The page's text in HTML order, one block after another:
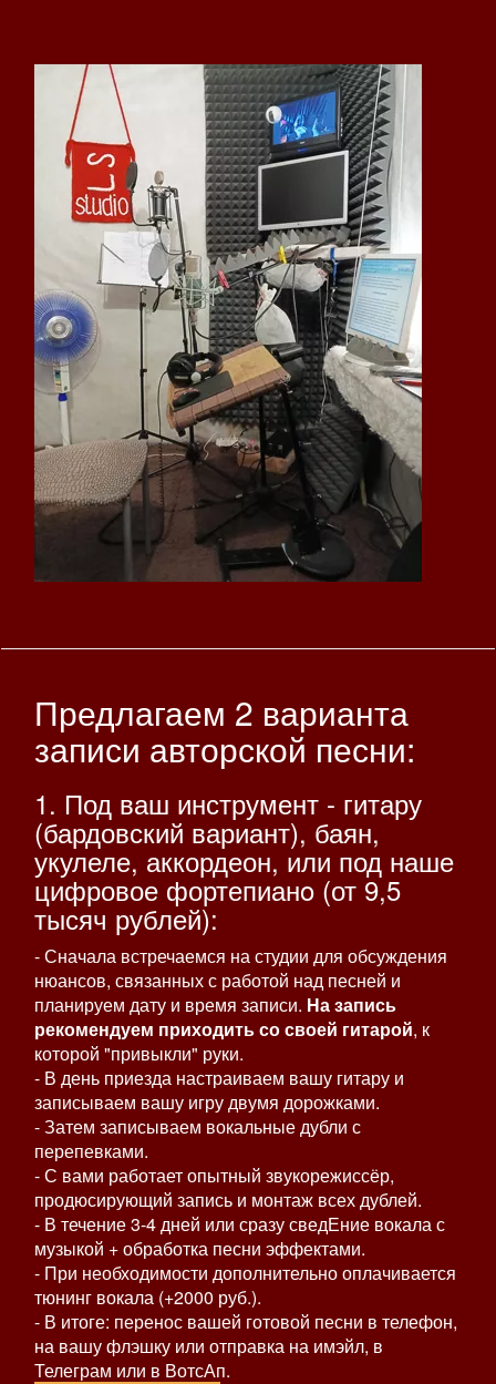
Предлагаем 2 варианта
записи авторской песни:
1. Под ваш инструмент - гитару
(бардовский вариант), баян,
укулеле, аккордеон, или под наше
цифровое фортепианo (от 9,5
тысяч рублей):
- Сначала встречаемся на студии для обсуждения
нюансов, связанных с работой над песней и
планируем дату и время записи. На запись
рекомендуем приходить со своей гитарой, к
которой "привыкли" руки.
- В день приезда настраиваем вашу гитару и
записываем вашу игру двумя дорожками.
- Затем записываем вокальные дубли с
перепевками.
- С вами работает опытный звукорежиссёр,
продюсирующий запись и монтаж всех дублей.
- В течение 3-4 дней или сразу сведЕние вокала с
музыкой + обработка песни эффектами.
- При необходимости дополнительно оплачивается
тюнинг вокала (+2000 руб.).
- В итоге: перенос вашей готовой песни в телефон,
на вашу флэшку или отправка на имэйл, в
Телеграм или в ВотсАп.